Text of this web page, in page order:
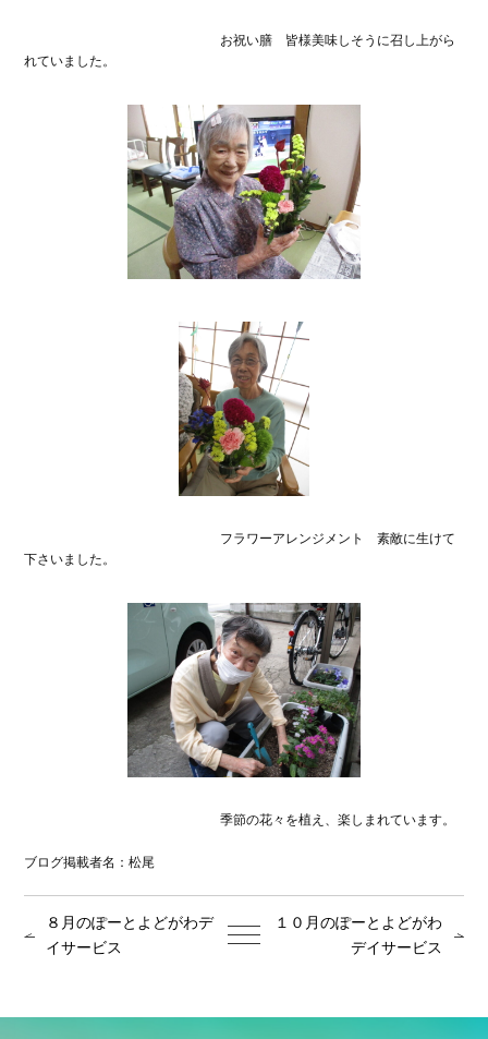
お祝い膳 皆様美味しそうに召し上がら
れていました。
フラワーアレンジメント 素敵に生けて
下さいました。
季節の花々を植え、楽しまれています。
ブログ掲載者名：松尾
８月のぽーとよどがわデ
イサービス
１０月のぽーとよどがわ
デイサービス